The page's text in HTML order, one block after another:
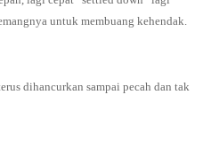
untuk membuang kehendak.
dihancurkan sampai pecah dan tak